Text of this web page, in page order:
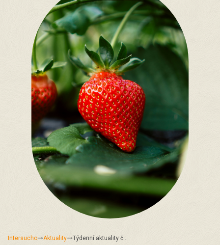
Intersucho Aktuality Týdenní aktuality č…